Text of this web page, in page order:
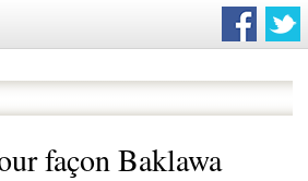
façon Baklawa